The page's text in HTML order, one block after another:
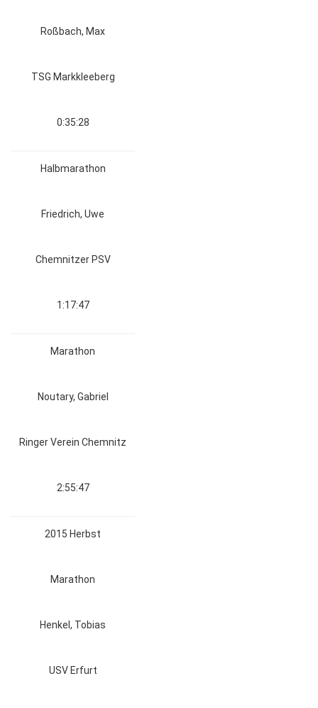
Roßbach, Max
TSG Markkleeberg
0:35:28
Halbmarathon
Friedrich, Uwe
Chemnitzer PSV
1:17:47
Marathon
Noutary, Gabriel
Ringer Verein Chemnitz
2:55:47
2015 Herbst
Marathon
Henkel, Tobias
USV Erfurt